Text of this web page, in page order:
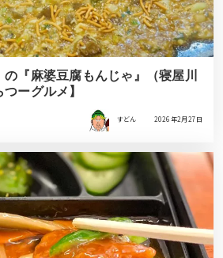
の『麻婆豆腐もんじゃ』（寝屋川
ーグルメ】
すどん 2026年2月27日